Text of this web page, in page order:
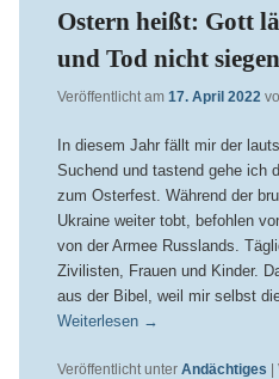
Ostern heißt: Gott
und Tod nicht siegen
Veröffentlicht am 17. April 2022
In diesem Jahr fällt mir der
Suchend und tastend gehe ich
zum Osterfest. Während der
Ukraine weiter tobt, befohlen
von der Armee Russlands.
Zivilisten, Frauen und Kinder.
aus der Bibel, weil mir selbst
Weiterlesen →
Veröffentlicht unter Andächtiges